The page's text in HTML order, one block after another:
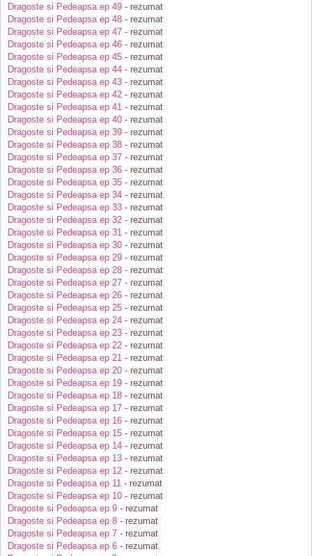
Dragoste si Pedeapsa ep 49 - rezumat
Dragoste si Pedeapsa ep 48 - rezumat
Dragoste si Pedeapsa ep 47 - rezumat
Dragoste si Pedeapsa ep 46 - rezumat
Dragoste si Pedeapsa ep 45 - rezumat
Dragoste si Pedeapsa ep 44 - rezumat
Dragoste si Pedeapsa ep 43 - rezumat
Dragoste si Pedeapsa ep 42 - rezumat
Dragoste si Pedeapsa ep 41 - rezumat
Dragoste si Pedeapsa ep 40 - rezumat
Dragoste si Pedeapsa ep 39 - rezumat
Dragoste si Pedeapsa ep 38 - rezumat
Dragoste si Pedeapsa ep 37 - rezumat
Dragoste si Pedeapsa ep 36 - rezumat
Dragoste si Pedeapsa ep 35 - rezumat
Dragoste si Pedeapsa ep 34 - rezumat
Dragoste si Pedeapsa ep 33 - rezumat
Dragoste si Pedeapsa ep 32 - rezumat
Dragoste si Pedeapsa ep 31 - rezumat
Dragoste si Pedeapsa ep 30 - rezumat
Dragoste si Pedeapsa ep 29 - rezumat
Dragoste si Pedeapsa ep 28 - rezumat
Dragoste si Pedeapsa ep 27 - rezumat
Dragoste si Pedeapsa ep 26 - rezumat
Dragoste si Pedeapsa ep 25 - rezumat
Dragoste si Pedeapsa ep 24 - rezumat
Dragoste si Pedeapsa ep 23 - rezumat
Dragoste si Pedeapsa ep 22 - rezumat
Dragoste si Pedeapsa ep 21 - rezumat
Dragoste si Pedeapsa ep 20 - rezumat
Dragoste si Pedeapsa ep 19 - rezumat
Dragoste si Pedeapsa ep 18 - rezumat
Dragoste si Pedeapsa ep 17 - rezumat
Dragoste si Pedeapsa ep 16 - rezumat
Dragoste si Pedeapsa ep 15 - rezumat
Dragoste si Pedeapsa ep 14 - rezumat
Dragoste si Pedeapsa ep 13 - rezumat
Dragoste si Pedeapsa ep 12 - rezumat
Dragoste si Pedeapsa ep 11 - rezumat
Dragoste si Pedeapsa ep 10 - rezumat
Dragoste si Pedeapsa ep 9 - rezumat
Dragoste si Pedeapsa ep 8 - rezumat
Dragoste si Pedeapsa ep 7 - rezumat
Dragoste si Pedeapsa ep 6 - rezumat